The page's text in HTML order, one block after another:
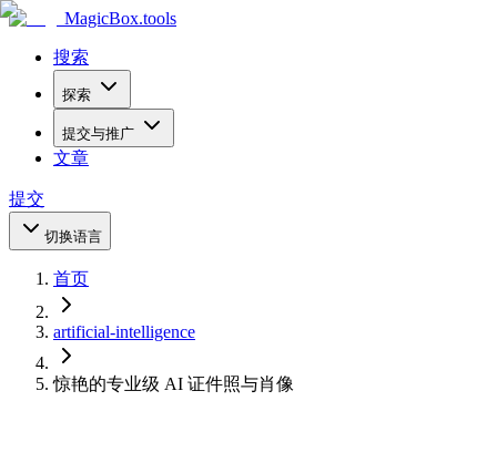
MagicBox.tools
搜索
探索
提交与推广
文章
提交
切换语言
首页
artificial-intelligence
惊艳的专业级 AI 证件照与肖像